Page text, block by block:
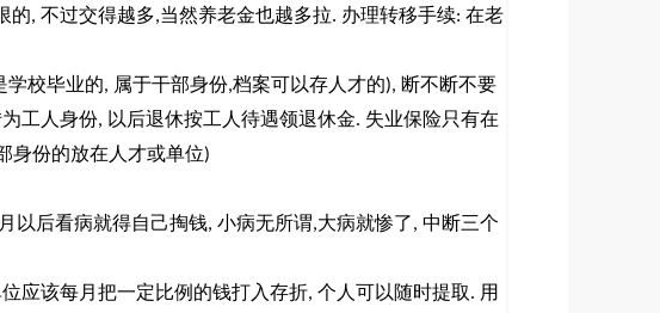
的, 不过交得越多,当然养老金也越多拉. 办理转移手续: 在老
学校毕业的, 属于干部身份,档案可以存人才的), 断不断不要
工人身份, 以后退休按工人待遇领退休金. 失业保险只有在
身份的放在人才或单位)
以后看病就得自己掏钱, 小病无所谓,大病就惨了, 中断三个
应该每月把一定比例的钱打入存折, 个人可以随时提取. 用